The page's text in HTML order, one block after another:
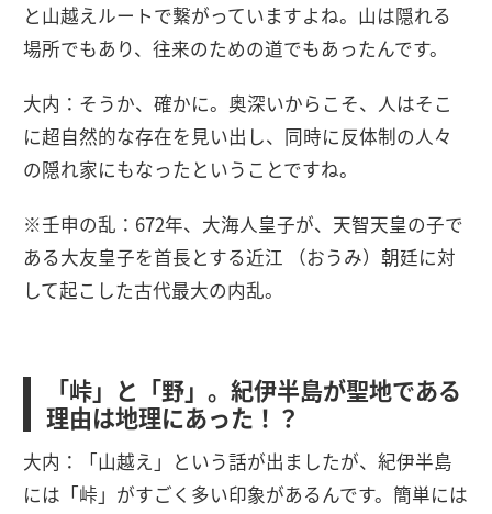
と山越えルートで繋がっていますよね。山は隠れる
場所でもあり、往来のための道でもあったんです。
大内：そうか、確かに。奥深いからこそ、人はそこ
に超自然的な存在を見い出し、同時に反体制の人々
の隠れ家にもなったということですね。
※壬申の乱：672年、大海人皇子が、天智天皇の子で
ある大友皇子を首長とする近江 （おうみ）朝廷に対
して起こした古代最大の内乱。
「峠」と「野」。紀伊半島が聖地である
理由は地理にあった！？
大内：「山越え」という話が出ましたが、紀伊半島
には「峠」がすごく多い印象があるんです。簡単には